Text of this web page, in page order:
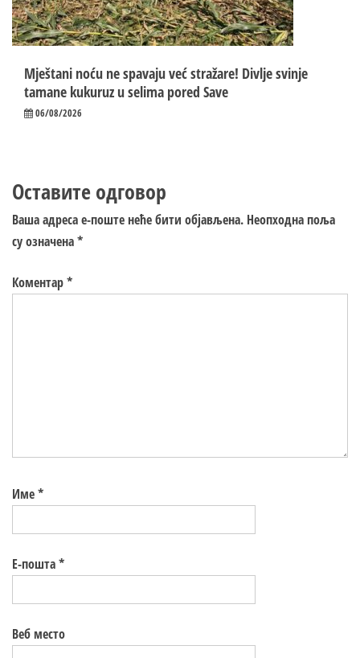
Mještani noću ne spavaju već stražare! Divlje svinje
tamane kukuruz u selima pored Save
06/08/2026
Оставите одговор
Ваша адреса е-поште неће бити објављена. Неопходна поља
су означена*
Коментар*
Име*
Е-пошта*
Веб место